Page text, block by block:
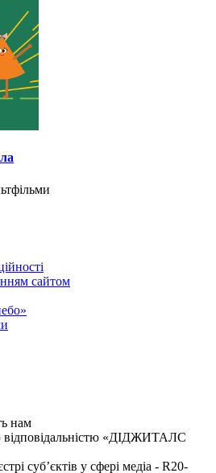
сайтом
нам
відповідальністю «ДІДЖИТАЛС
суб’єктів у сфері медіа - R20-